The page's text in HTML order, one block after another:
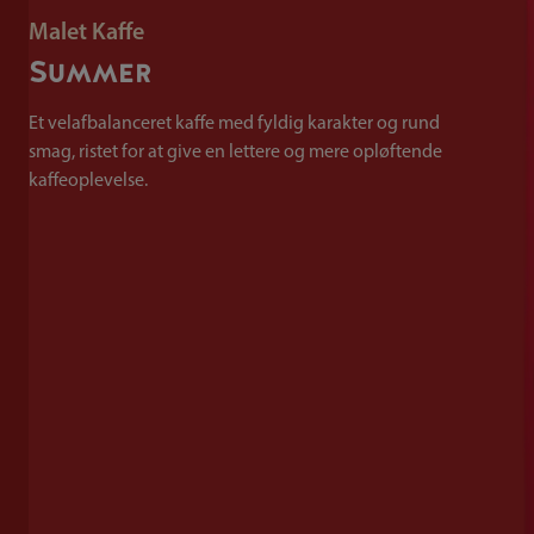
Malet Kaffe
Summer
Et velafbalanceret kaffe med fyldig karakter og rund
smag, ristet for at give en lettere og mere opløftende
kaffeoplevelse.